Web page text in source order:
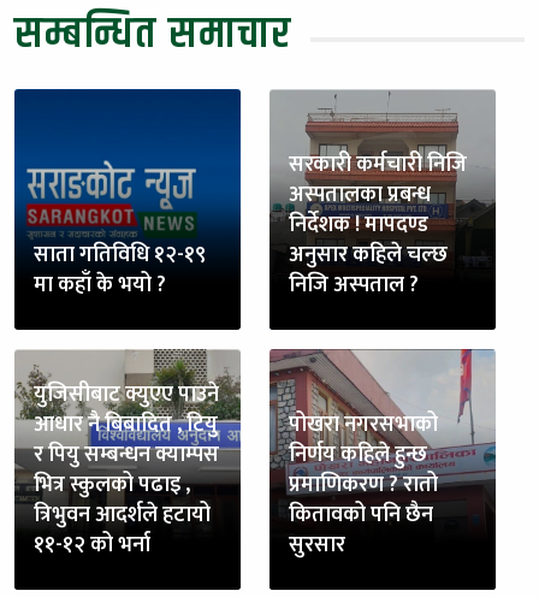
सम्बन्धित समाचार
साता गतिविधि १२-१९
मा कहाँ के भयो ?
सरकारी कर्मचारी निजि
अस्पतालका प्रबन्ध
निर्देशक ! मापदण्ड
अनुसार कहिले चल्छ
निजि अस्पताल ?
युजिसीबाट क्युएए पाउने
आधार नै बिबादित , टियु
र पियु सम्बन्धन क्याम्पस
भित्र स्कुलको पढाइ ,
त्रिभुवन आदर्शले हटायो
११-१२ को भर्ना
पोखरा नगरसभाको
निर्णय कहिले हुन्छ
प्रमाणिकरण ? रातो
कितावको पनि छैन
सुरसार